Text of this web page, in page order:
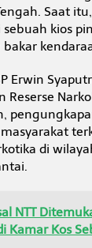
Saat
kios
Erwin
Reserse
di
NTT
Kamar Kos